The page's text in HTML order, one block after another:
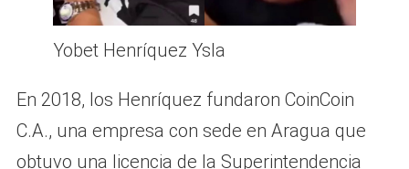
Yobet Henríquez Ysla
En 2018, los Henríquez fundaron CoinCoin
C.A., una empresa con sede en Aragua que
obtuvo una licencia de la Superintendencia